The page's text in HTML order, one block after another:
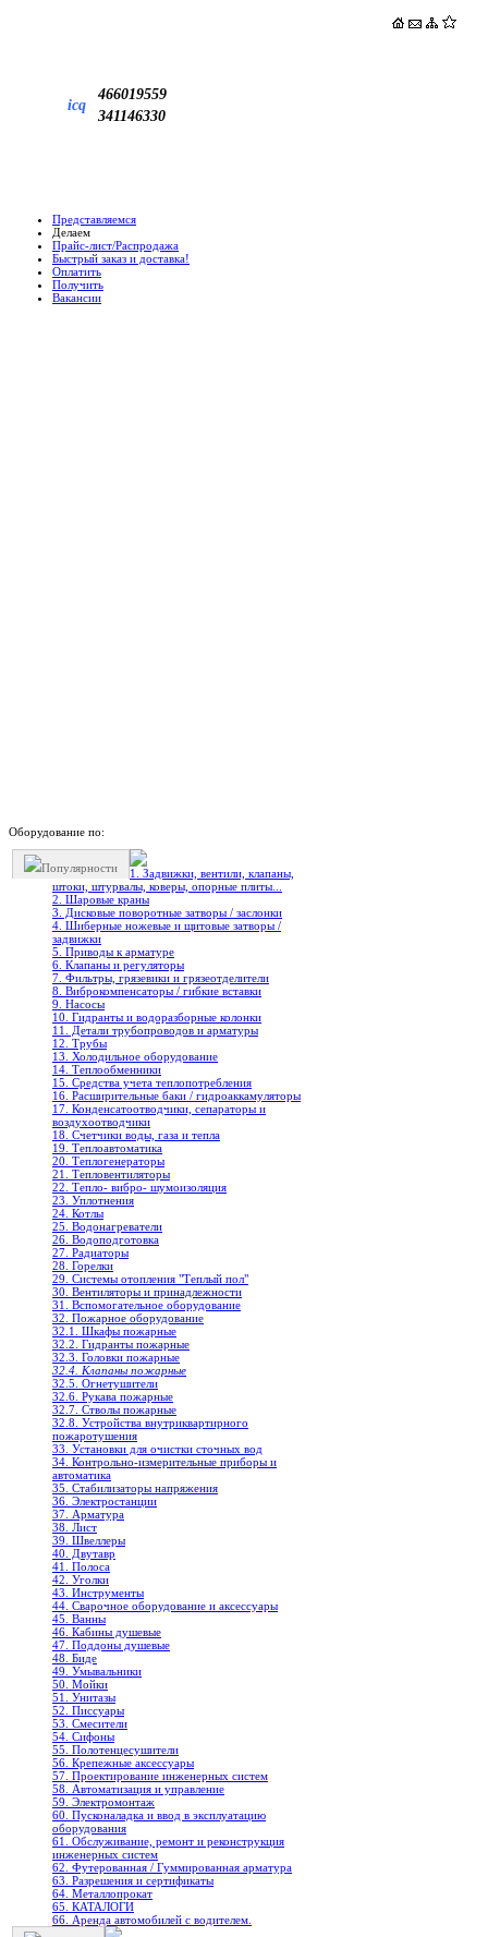
icq
466019559
341146330
Представляемся
Делаем
Прайс-лист/Распродажа
Быстрый заказ и доставка!
Оплатить
Получить
Вакансии
Оборудование по:
Популярности
1. Задвижки, вентили, клапаны,
штоки, штурвалы, коверы, опорные плиты...
2. Шаровые краны
3. Дисковые поворотные затворы / заслонки
4. Шиберные ножевые и щитовые затворы /
задвижки
5. Приводы к арматуре
6. Клапаны и регуляторы
7. Фильтры, грязевики и грязеотделители
8. Виброкомпенсаторы / гибкие вставки
9. Насосы
10. Гидранты и водоразборные колонки
11. Детали трубопроводов и арматуры
12. Трубы
13. Холодильное oборудование
14. Теплообменники
15. Средства учета теплопотребления
16. Расширительные баки / гидроаккамуляторы
17. Конденсатоотводчики, сепараторы и
воздухоотводчики
18. Счетчики воды, газа и тепла
19. Теплоавтоматика
20. Теплогенераторы
21. Тепловентиляторы
22. Тепло- вибро- шумоизоляция
23. Уплотнения
24. Котлы
25. Водонагреватели
26. Водоподготовка
27. Радиаторы
28. Горелки
29. Системы отопления "Теплый пол"
30. Вентиляторы и принадлежности
31. Вспомогательное оборудование
32. Пожарное оборудование
32.1. Шкафы пожарные
32.2. Гидранты пожарные
32.3. Головки пожарные
32.4. Клапаны пожарные
32.5. Огнетушители
32.6. Рукава пожарные
32.7. Стволы пожарные
32.8. Устройства внутриквартирного
пожаротушения
33. Установки для очистки сточных вод
34. Контрольно-измерительные приборы и
автоматика
35. Стабилизаторы напряжения
36. Электростанции
37. Арматура
38. Лист
39. Швеллеры
40. Двутавр
41. Полоса
42. Уголки
43. Инструменты
44. Сварочное оборудование и аксессуары
45. Ванны
46. Кабины душевые
47. Поддоны душевые
48. Биде
49. Умывальники
50. Мойки
51. Унитазы
52. Писсуары
53. Смесители
54. Сифоны
55. Полотенцесушители
56. Крепежные аксессуары
57. Проектирование инженерных систем
58. Автоматизация и управление
59. Электромонтаж
60. Пусконаладка и ввод в эксплуатацию
оборудования
61. Обслуживание, ремонт и реконструкция
инженерных систем
62. Футерованная / Гуммированная арматура
63. Разрешения и сертификаты
64. Металлопрокат
65. КАТАЛОГИ
66. Аренда автомобилей с водителем.